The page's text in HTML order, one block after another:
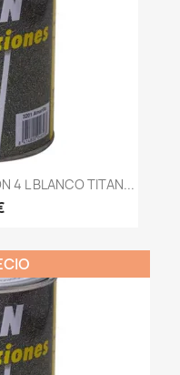
4 L BLANCO TITAN...